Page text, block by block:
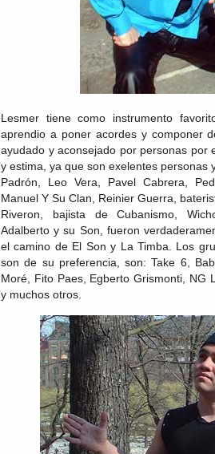
Lesmer tiene como instrumento
aprendio a poner acordes y componer
ayudado y aconsejado por personas por
y estima, ya que son exelentes personas
Padrón, Leo Vera, Pavel Cabrera,
Manuel Y Su Clan, Reinier Guerra,
Riveron, bajista de Cubanismo,
Adalberto y su Son, fueron
el camino de El Son y La Timba. Los
son de su preferencia, son: Take 6,
Moré, Fito Paes, Egberto Grismonti, NG
y muchos otros.